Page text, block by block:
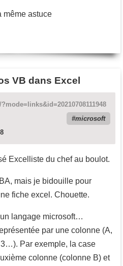
même astuce
VB dans Excel
microsoft
Excelliste du chef au boulot.
mais je bidouille pour
fiche excel. Chouette.
langage microsoft…
par une colonne (A,
Par exemple, la case
colonne (colonne B) et